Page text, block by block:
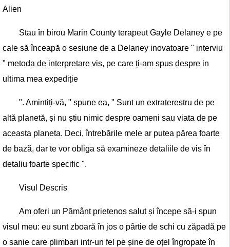
Alien
Stau în birou Marin County terapeut Gayle Delaney e pe
cale să înceapă o sesiune de a Delaney inovatoare " interviu
" metoda de interpretare vis, pe care ți-am spus despre in
ultima mea expediție
". Amintiți-vă, " spune ea, " Sunt un extraterestru de pe
altă planetă, și nu știu nimic despre oameni sau viata de pe
aceasta planeta. Deci, întrebările mele ar putea părea foarte
de bază, dar te vor obliga să examineze detaliile de vis în
detaliu foarte specific ".
Visul Descris
Am oferi un Pământ prietenos salut și începe să-i spun
visul meu: eu sunt zboară în jos o pârtie de schi cu zăpadă pe
o sanie care plimbari intr-un fel pe șine de oțel îngropate în